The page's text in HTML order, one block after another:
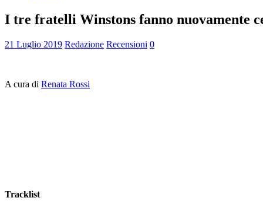
I tre fratelli Winstons fanno nuovamente
21 Luglio 2019 Redazione Recensioni 0
A cura di Renata Rossi
Tracklist